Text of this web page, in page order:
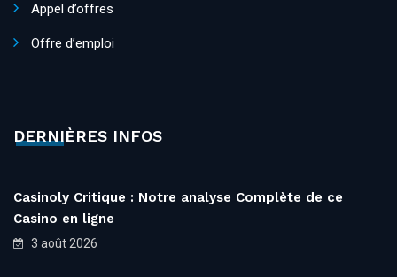
Appel d’offres
Offre d’emploi
DERNIÈRES INFOS
Casinoly Critique : Notre analyse Complète de ce
Casino en ligne
3 août 2026